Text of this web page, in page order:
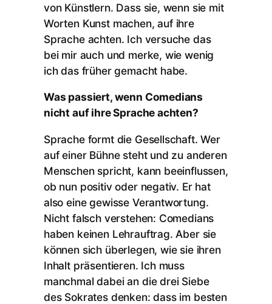
von Künstlern. Dass sie, wenn sie mit
Worten Kunst machen, auf ihre
Sprache achten. Ich versuche das
bei mir auch und merke, wie wenig
ich das früher gemacht habe.
Was passiert, wenn Comedians
nicht auf ihre Sprache achten?
Sprache formt die Gesellschaft. Wer
auf einer Bühne steht und zu anderen
Menschen spricht, kann beeinflussen,
ob nun positiv oder negativ. Er hat
also eine gewisse Verantwortung.
Nicht falsch verstehen: Comedians
haben keinen Lehrauftrag. Aber sie
können sich überlegen, wie sie ihren
Inhalt präsentieren. Ich muss
manchmal dabei an die drei Siebe
des Sokrates denken: dass im besten